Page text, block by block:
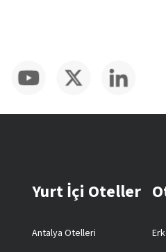
Yurt İçi Oteller
Antalya Otelleri